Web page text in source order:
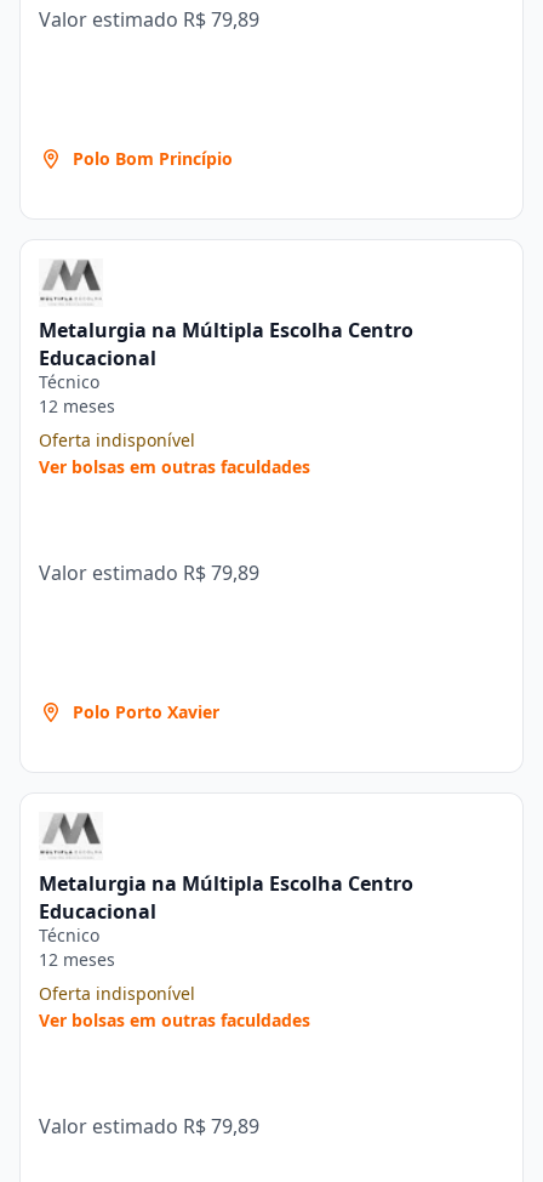
Valor estimado R$ 79,89
Polo Bom Princípio
Metalurgia na Múltipla Escolha Centro
Educacional
Técnico
12 meses
Oferta indisponível
Ver bolsas em outras faculdades
Valor estimado R$ 79,89
Polo Porto Xavier
Metalurgia na Múltipla Escolha Centro
Educacional
Técnico
12 meses
Oferta indisponível
Ver bolsas em outras faculdades
Valor estimado R$ 79,89